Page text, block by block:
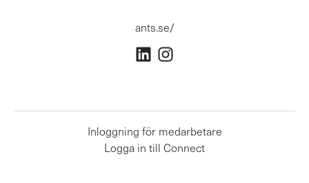
ants.se/
Inloggning för medarbetare
Logga in till Connect